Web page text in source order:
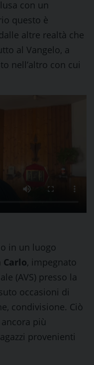
con un
questo è
altre realtà che
al Vangelo, a
nell’altro con cui
in un luogo
Carlo, impegnato
(AVS) presso la
occasioni di
condivisione. Ciò
più
provenienti